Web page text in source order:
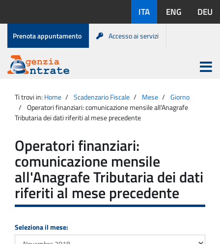
contenuto
disponibili:
ITA ENG DEU
Menu
di
servizio
Prenota appuntamento Accesso ai servizi
Agenzia
Entrate
Apri
menu
principale
Ti trovi in: Home Scadenzario Fiscale Mese
Giorno
Operatori finanziari: comunicazione mensile all'Anagrafe
Tributaria dei dati riferiti al mese precedente
Operatori finanziari:
comunicazione mensile
all'Anagrafe Tributaria dei dati
riferiti al mese precedente
Seleziona il mese: